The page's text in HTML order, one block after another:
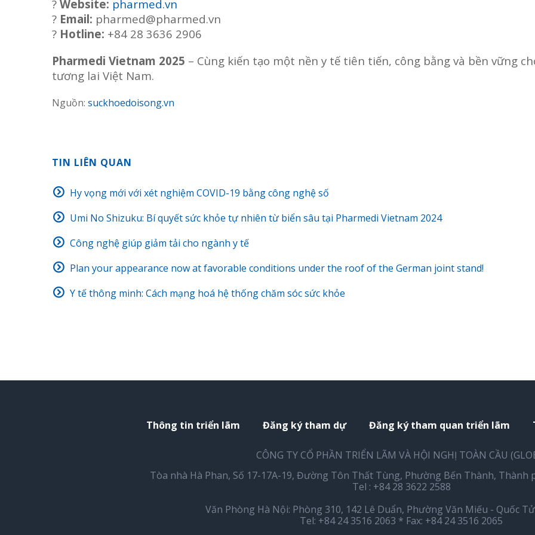
? Website: pharmed.vn
? Email: pharmed@pharmed.vn
? Hotline: +84 28 3636 2906
Pharmedi Vietnam 2025 – Cùng kiến tạo một nền y tế tiên tiến, công bằng và bền vững
tương lai Việt Nam.
Nguồn: suckhoedoisong.vn
TIN LIÊN QUAN
Hy vọng mới với xét nghiệm COVID-19 bằng công nghệ số
Umi No Shizuku: Bí quyết sức khỏe tự nhiên từ biển sâu tại Pharmedi Vietnam 2024
Công nghệ giúp giảm tải cho ngành y tế
Plan your appearance now at favorable conditions under the roof of the German joint stand!
Y tế thông minh: Cách mạng hoá hệ thống chăm sóc sức khỏe
Thông tin triển lãm Đăng ký tham dự Đăng ký tham quan triển lãm
CÔNG TY CỔ PHẦN TRIỂN LÃM VÀ HỘI NGHỊ TOÀN CẦU
Tòa nhà Hà Phan, Số 17-17A-19, Đường Tôn Thất Tùng, Phường Bến Thành, Thành
Tel : +84 28 3622 2588
Văn Phòng Hà Nội: Phòng 310, 142 Lê Duẩn, Phường Văn Miếu - Quốc
Tel: +84 24 3516 2063 * Fax: +84 24 3516 2065